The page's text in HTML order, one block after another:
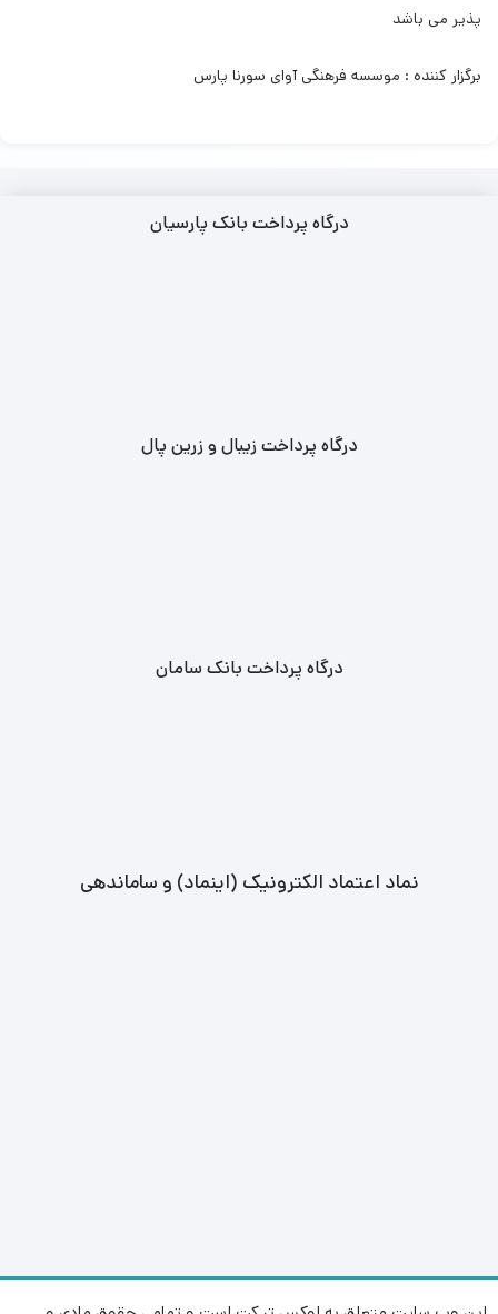
پذیر می باشد
برگزار کننده : موسسه فرهنگی آوای سورنا پارس
درگاه پرداخت بانک پارسیان
درگاه پرداخت زیبال و زرین پال
درگاه پرداخت بانک سامان
نماد اعتماد الکترونیک (اینماد) و ساماندهی